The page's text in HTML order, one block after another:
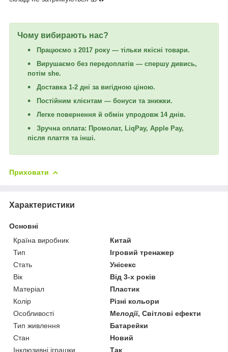
Чому вибирають нас?
Працюємо з 2017 року — тільки якісні товари.
Вирушаємо без передоплатів — спершу дивись,
потім she.
Доставка 1-2 дні за вигідною ціною.
Постійним клієнтам — бонуси та знижки.
Легке повернення й обмін упродовж 14 днів.
Зручна оплата: Промолат, LiqPay, Apple Pay,
після плаття та інші.
Приховати
Характеристики
Основні
Країна виробник
Китай
Тип
Ігровий тренажер
Стать
Унісекс
Вік
Від 3-х років
Матеріал
Пластик
Колір
Різні кольори
Особливості
Мелодії, Світлові ефекти
Тип живлення
Батарейки
Стан
Новий
Інклюзивні іграшки
Так